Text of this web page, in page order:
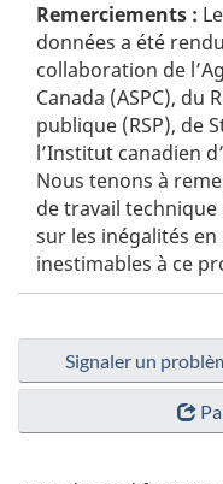
Remerciements :
données a été
collaboration de
Canada (ASPC), du
publique (RSP), de
l’Institut canadien
Nous tenons à
de travail technique
sur les inégalités
inestimables à ce
Signaler un